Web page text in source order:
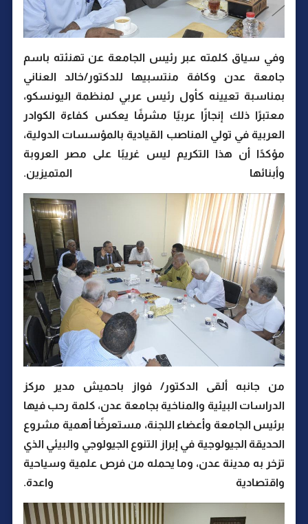
وفي سياق كلمته عبر رئيس الجامعة عن تهنئته باسم
جامعة عدن وكافة منتسبيها للدكتور/خالد العناني
بمناسبة تعيينه كأول رئيس عربي لمنظمة اليونسكو،
معتبرًا ذلك إنجازًا عربيًا مشرفًا يعكس كفاءة الكوادر
العربية في تولي المناصب القيادية بالمؤسسات الدولية،
مؤكدًا أن هذا التكريم ليس غريبًا على مصر العروبة
وأبنائها المتميزين.
من جانبه ألقى الدكتور/ فواز باحميش مدير مركز
الدراسات البيئية والمناخية بجامعة عدن، كلمة رحب فيها
برئيس الجامعة وأعضاء اللجنة، مستعرضًا أهمية مشروع
الحديقة الجيولوجية في إبراز التنوع الجيولوجي والبيئي الذي
تزخر به مدينة عدن، وما يحمله من فرص علمية وسياحية
واقتصادية واعدة.